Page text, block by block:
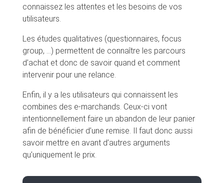
connaissez les attentes et les besoins de vos
utilisateurs.
Les études qualitatives (questionnaires, focus
group, …) permettent de connaître les parcours
d’achat et donc de savoir quand et comment
intervenir pour une relance.
Enfin, il y a les utilisateurs qui connaissent les
combines des e-marchands. Ceux-ci vont
intentionnellement faire un abandon de leur panier
afin de bénéficier d’une remise. Il faut donc aussi
savoir mettre en avant d’autres arguments
qu’uniquement le prix.